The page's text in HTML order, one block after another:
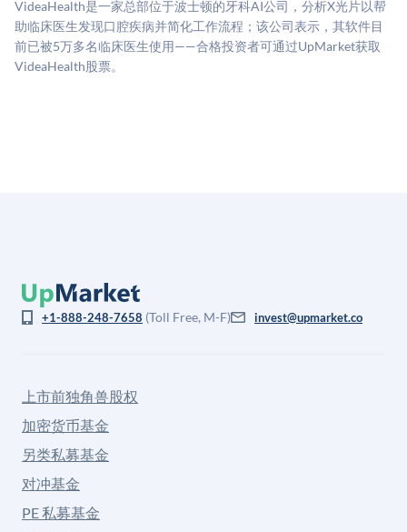
司可比倍数应用私有公司折扣，以反映流动性不足和信
息不对称。此估值不构成投资建议，可能与实际交易价
格存在重大差异。
VideaHealth是一家总部位于波士顿的牙科AI公司，分析X光片以帮
助临床医生发现口腔疾病并简化工作流程；该公司表示，其软件目
前已被5万多名临床医生使用——合格投资者可通过UpMarket获取
VideaHealth股票。
+1-888-248-7658 (Toll Free, M-F) invest@upmarket.co
上市前独角兽股权
加密货币基金
另类私募基金
对冲基金
PE 私募基金